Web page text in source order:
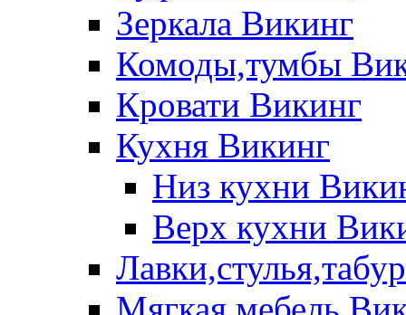
Зеркала Викинг
Комоды,тумбы
Кровати Викинг
Кухня Викинг
Низ кухни
Верх кухни